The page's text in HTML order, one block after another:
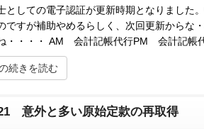
としての電子認証が更新時期となりました
ですが補助やめるらしく、次回更新からな
・・・・ AM 会計記帳代行PM 会計記帳
続きを読む
意外と多い原始定款の再取得